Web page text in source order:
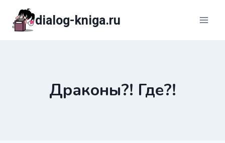
содержимому
dialog-kniga.ru
Драконы?! Где?!